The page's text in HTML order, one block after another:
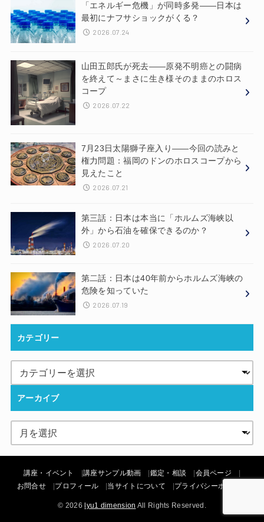
「エネルギー危機」が同時多発——日本は
最初にナフサショックがくる？
2026.07.24
山田五郎氏が死去——原発不明癌との闘病
を終えて～まさに生き様そのままのホロス
コープ
2026.07.22
7月23日太陽獅子座入り——今回の読みと
権力問題：福岡のドンのホロスコープから
見えたこと
2026.07.21
第三話：日本は本当に「ホルムズ海峡以
外」から石油を確保できるのか？
2026.07.20
第二話：日本は40年前からホルムズ海峡の
危険を知っていた
2026.07.19
カテゴリー
アーカイブ
講座・イベント 講座サンプル動画 鑑定・相談
会員ページ
お問合せ
プロフィール 当サイトについて プライバシーポリシー
© 2026lyu1 dimension All Rights Reserved.